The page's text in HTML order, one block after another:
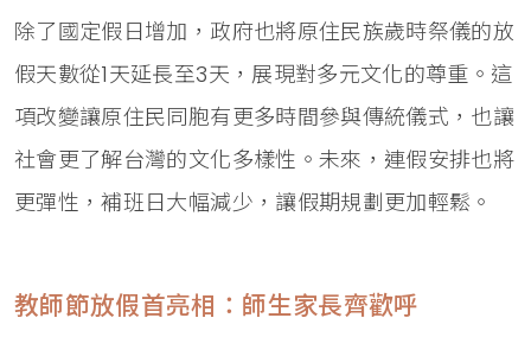
除了國定假日增加，政府也將原住民族歲時祭儀的放
假天數從1天延長至3天，展現對多元文化的尊重。這
項改變讓原住民同胞有更多時間參與傳統儀式，也讓
社會更了解台灣的文化多樣性。未來，連假安排也將
更彈性，補班日大幅減少，讓假期規劃更加輕鬆。
教師節放假首亮相：師生家長齊歡呼